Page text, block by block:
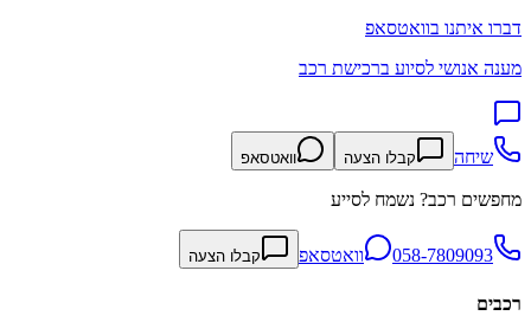
דברו איתנו בוואטסאפ
מענה אנושי לסיוע ברכישת רכב
שיחה קבלו הצעה וואטסאפ
מחפשים רכב? נשמח לסייע
058-7809093 וואטסאפ קבלו הצעה
רכבים